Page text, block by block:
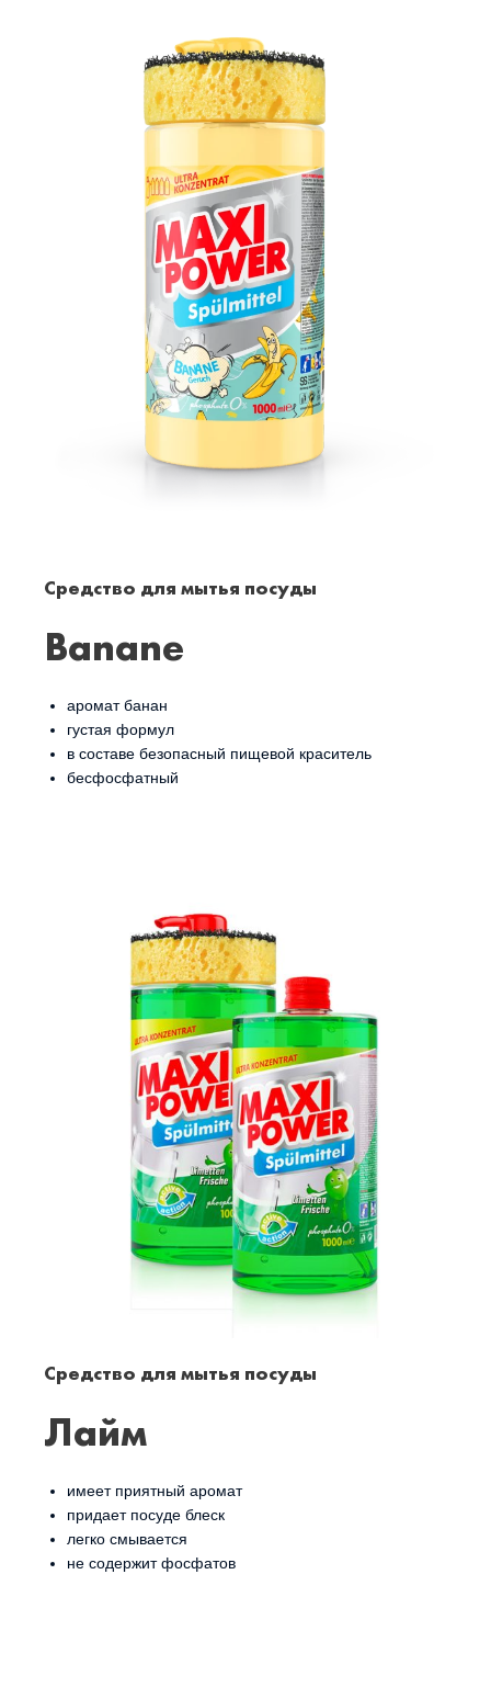
Средство для мытья посуды
Banane
аромат банан
густая формул
в составе безопасный пищевой краситель
бесфосфатный
Средство для мытья посуды
Лайм
имеет приятный аромат
придает посуде блеск
легко смывается
не содержит фосфатов